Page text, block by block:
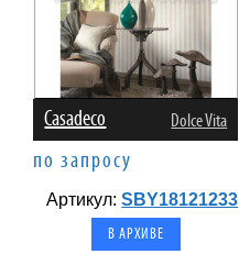
Casadeco Dolce Vita
по запросу
Артикул:SBY18121233
В АРХИВЕ